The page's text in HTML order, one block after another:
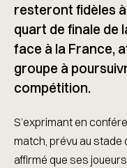
resteront fidèles
quart de finale de
face à la France,
groupe à
compétition.
S’exprimant en
match, prévu au stade
affirmé que ses